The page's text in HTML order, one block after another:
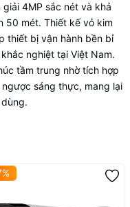
4MP sắc nét và khả
50 mét. Thiết kế vỏ kim
thiết bị vận hành bền bỉ
nghiệt tại Việt Nam.
tầm trung nhờ tích hợp
sáng thực, mang lại